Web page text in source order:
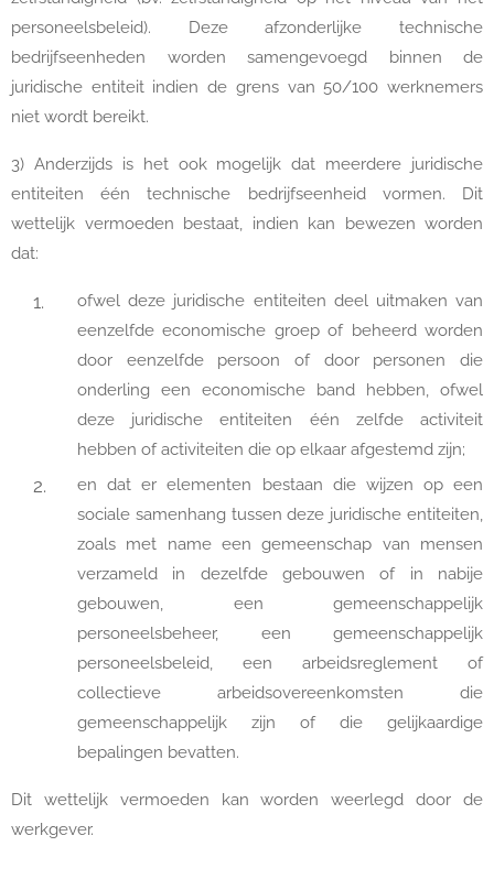
personeelsbeleid). Deze afzonderlijke technische
bedrijfseenheden worden samengevoegd binnen de
juridische entiteit indien de grens van 50/100 werknemers
niet wordt bereikt.
3) Anderzijds is het ook mogelijk dat meerdere juridische
entiteiten één technische bedrijfseenheid vormen. Dit
wettelijk vermoeden bestaat, indien kan bewezen worden
dat:
ofwel deze juridische entiteiten deel uitmaken van
eenzelfde economische groep of beheerd worden
door eenzelfde persoon of door personen die
onderling een economische band hebben, ofwel
deze juridische entiteiten één zelfde activiteit
hebben of activiteiten die op elkaar afgestemd zijn;
en dat er elementen bestaan die wijzen op een
sociale samenhang tussen deze juridische entiteiten,
zoals met name een gemeenschap van mensen
verzameld in dezelfde gebouwen of in nabije
gebouwen, een gemeenschappelijk
personeelsbeheer, een gemeenschappelijk
personeelsbeleid, een arbeidsreglement of
collectieve arbeidsovereenkomsten die
gemeenschappelijk zijn of die gelijkaardige
bepalingen bevatten.
Dit wettelijk vermoeden kan worden weerlegd door de
werkgever.